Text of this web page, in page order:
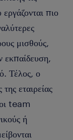
πιο
μισθούς,
εκπαίδευση,
Τέλος, ο
εταιρείας
team
ή